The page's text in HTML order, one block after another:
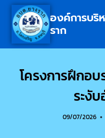
องค์การบริ
ราก
โครงการฝึกอ
ระงั
09/07/2026